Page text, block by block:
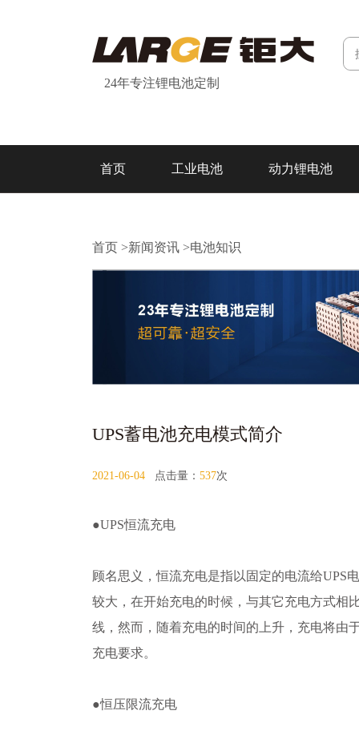
24年专注锂电池定制
首页 工业电池 动力锂电池
首页 >新闻资讯 >电池知识
UPS蓄电池充电模式简介
2021-06-04 点击量： 537次
●UPS恒流充电
顾名思义，恒流充电是指以固定的电流给UPS
较大，在开始充电的时候，与其它充电方式相
线，然而，随着充电的时间的上升，充电将由
充电要求。
●恒压限流充电